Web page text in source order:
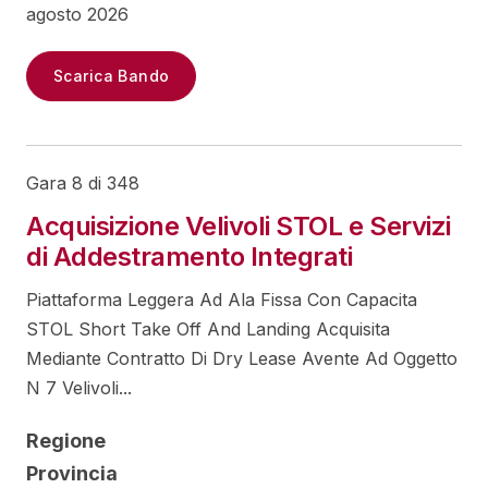
agosto 2026
Scarica Bando
Gara 8 di 348
Acquisizione Velivoli STOL e Servizi
di Addestramento Integrati
Piattaforma Leggera Ad Ala Fissa Con Capacita
STOL Short Take Off And Landing Acquisita
Mediante Contratto Di Dry Lease Avente Ad Oggetto
N 7 Velivoli...
Regione
Provincia